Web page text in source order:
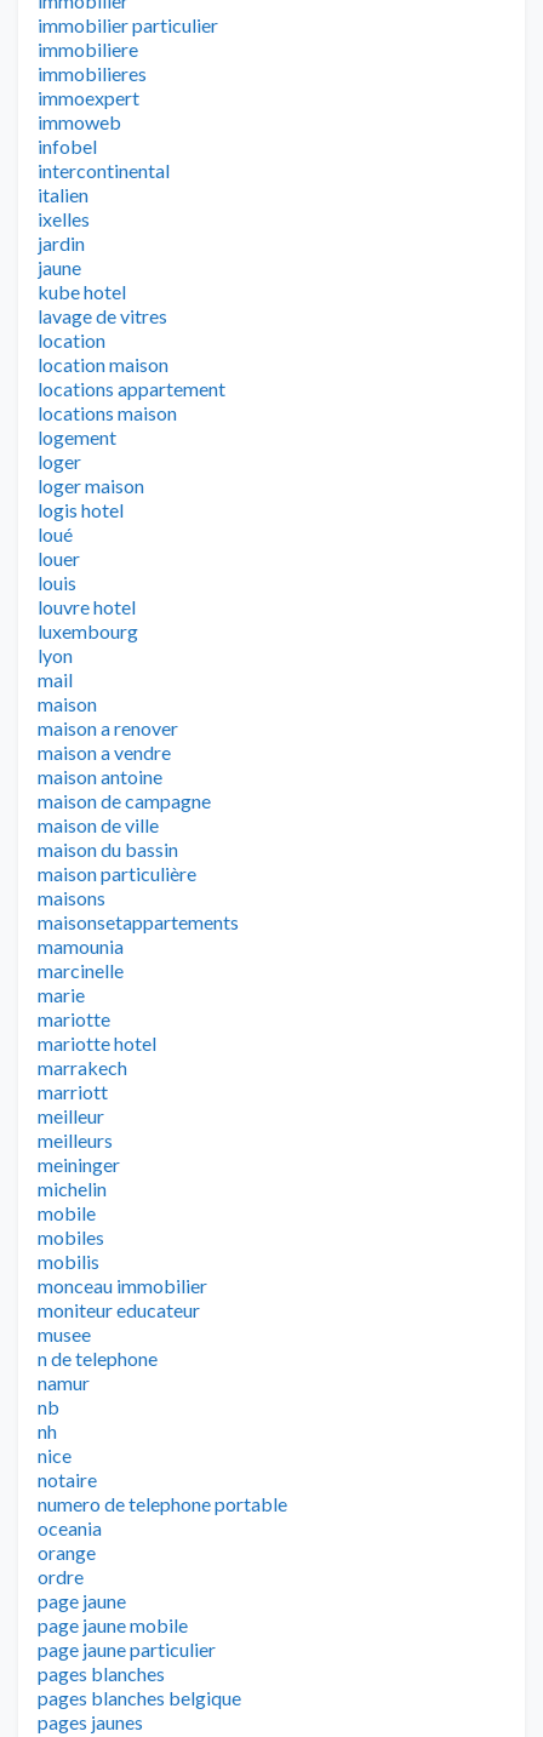
immobilier particulier
immobiliere
immobilieres
immoexpert
immoweb
infobel
intercontinental
italien
ixelles
jardin
jaune
kube hotel
lavage de vitres
location
location maison
locations appartement
locations maison
logement
loger
loger maison
logis hotel
loué
louer
louis
louvre hotel
luxembourg
lyon
mail
maison
maison a renover
maison a vendre
maison antoine
maison de campagne
maison de ville
maison du bassin
maison particulière
maisons
maisonsetappartements
mamounia
marcinelle
marie
mariotte
mariotte hotel
marrakech
marriott
meilleur
meilleurs
meininger
michelin
mobile
mobiles
mobilis
monceau immobilier
moniteur educateur
musee
n de telephone
namur
nb
nh
nice
notaire
numero de telephone portable
oceania
orange
ordre
page jaune
page jaune mobile
page jaune particulier
pages blanches
pages blanches belgique
pages jaunes